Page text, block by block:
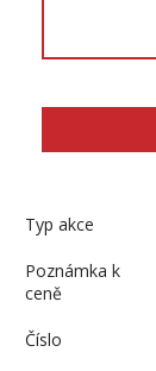
Typ akce
Poznámka k
ceně
Číslo